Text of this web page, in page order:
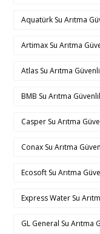
Aquatürk Su Arıtma
Artimax Su Arıtma
Atlas Su Arıtma
BMB Su Arıtma
Casper Su Arıtma
Conax Su Arıtma
Ecosoft Su Arıtma
Express Water Su
GL General Su Arıtma